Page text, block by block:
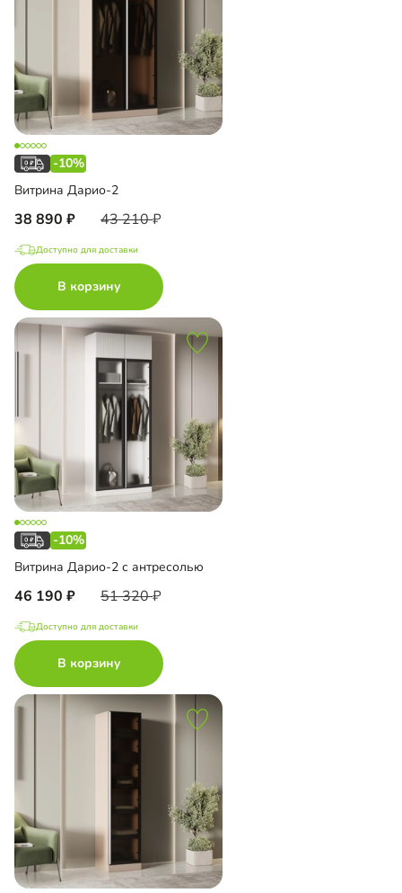
-10%
Витрина Дарио-2
38 890 43 210
Доступно для доставки
В корзину
-10%
Витрина Дарио-2 с антресолью
46 190 51 320
Доступно для доставки
В корзину